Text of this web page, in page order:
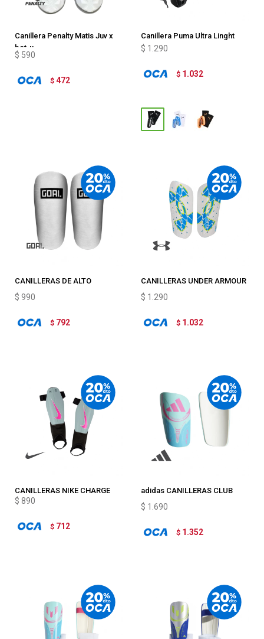
Canillera Penalty Matis Juv x
bct-u
$ 590
$ 472
Canillera Puma Ultra Linght
Sleeve
$ 1.290
$ 1.032
CANILLERAS DE ALTO
RENDIMIENTO GOAL
$ 990
$ 792
CANILLERAS UNDER ARMOUR
SHADOW
$ 1.290
$ 1.032
CANILLERAS NIKE CHARGE
$ 890
$ 712
adidas CANILLERAS CLUB
MESSI
$ 1.690
$ 1.352